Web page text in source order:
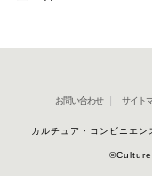
お問い合わせ サイト
カルチュア・コンビニエ